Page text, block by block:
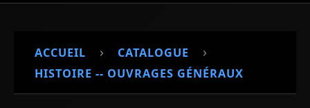
ACCUEIL › CATALOGUE ›
HISTOIRE -- OUVRAGES GÉNÉRAUX